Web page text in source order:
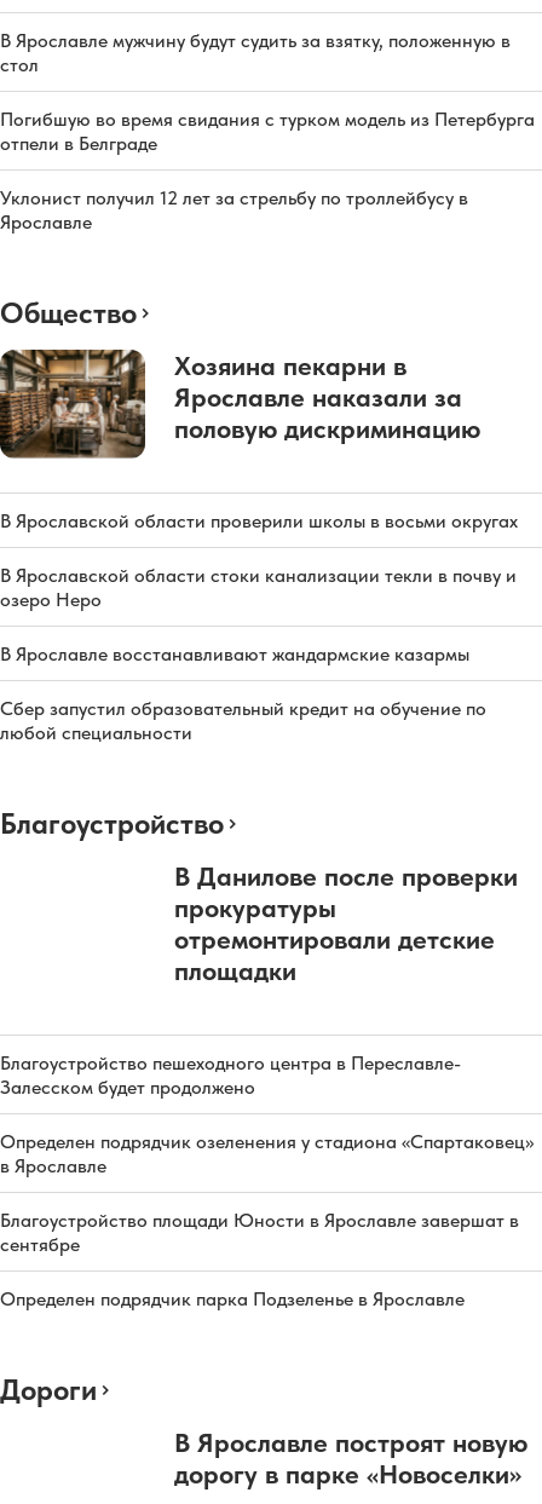
В Ярославле мужчину будут судить за взятку, положенную в
стол
Погибшую во время свидания с турком модель из Петербурга
отпели в Белграде
Уклонист получил 12 лет за стрельбу по троллейбусу в
Ярославле
Общество
Хозяина пекарни в
Ярославле наказали за
половую дискриминацию
В Ярославской области проверили школы в восьми округах
В Ярославской области стоки канализации текли в почву и
озеро Неро
В Ярославле восстанавливают жандармские казармы
Сбер запустил образовательный кредит на обучение по
любой специальности
Благоустройство
В Данилове после проверки
прокуратуры
отремонтировали детские
площадки
Благоустройство пешеходного центра в Переславле-
Залесском будет продолжено
Определен подрядчик озеленения у стадиона «Спартаковец»
в Ярославле
Благоустройство площади Юности в Ярославле завершат в
сентябре
Определен подрядчик парка Подзеленье в Ярославле
Дороги
В Ярославле построят новую
дорогу в парке «Новоселки»